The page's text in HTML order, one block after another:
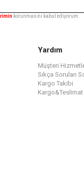
korunmasını kabul ediyorum.
Yardım
Müşteri
Sıkça Sorulan
Kargo Takibi
Kargo&Teslimat